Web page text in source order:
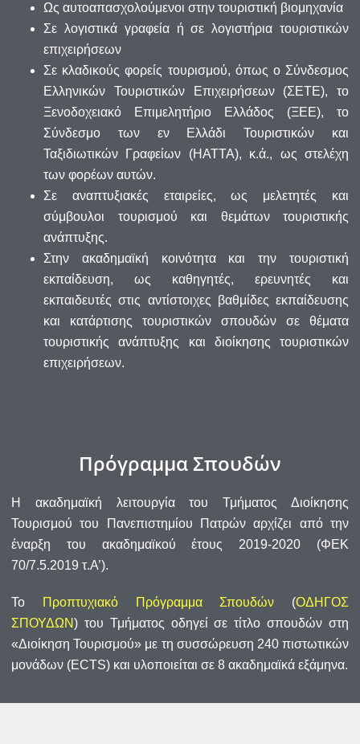
Ως αυτοαπασχολούμενοι στην τουριστική βιομηχανία
Σε λογιστικά γραφεία ή σε λογιστήρια τουριστικών
επιχειρήσεων
Σε κλαδικούς φορείς τουρισμού, όπως ο Σύνδεσμος
Ελληνικών Τουριστικών Επιχειρήσεων (ΣΕΤΕ), το
Ξενοδοχειακό Επιμελητήριο Ελλάδος (ΞΕΕ), το
Σύνδεσμο των εν Ελλάδι Τουριστικών και
Ταξιδιωτικών Γραφείων (ΗΑΤΤΑ), κ.ά., ως στελέχη
των φορέων αυτών.
Σε αναπτυξιακές εταιρείες, ως μελετητές και
σύμβουλοι τουρισμού και θεμάτων τουριστικής
ανάπτυξης.
Στην ακαδημαϊκή κοινότητα και την τουριστική
εκπαίδευση, ως καθηγητές, ερευνητές και
εκπαιδευτές στις αντίστοιχες βαθμίδες εκπαίδευσης
και κατάρτισης τουριστικών σπουδών σε θέματα
τουριστικής ανάπτυξης και διοίκησης τουριστικών
επιχειρήσεων.
Πρόγραμμα Σπουδών
Η ακαδημαϊκή λειτουργία του Τμήματος Διοίκησης
Τουρισμού του Πανεπιστημίου Πατρών αρχίζει από την
έναρξη του ακαδημαϊκού έτους 2019-2020 (ΦΕΚ
70/7.5.2019 τ.Α’).
Το Προπτυχιακό Πρόγραμμα Σπουδών (ΟΔΗΓΟΣ
ΣΠΟΥΔΩΝ) του Τμήματος οδηγεί σε τίτλο σπουδών στη
«Διοίκηση Τουρισμού» με τη συσσώρευση 240 πιστωτικών
μονάδων (ECTS) και υλοποιείται σε 8 ακαδημαϊκά εξάμηνα.